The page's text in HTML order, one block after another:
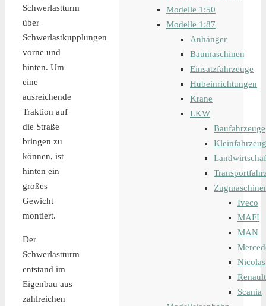
Schwerlastturm
über
Schwerlastkupplungen
vorne und
hinten. Um
eine
ausreichende
Traktion auf
die Straße
bringen zu
können, ist
hinten ein
großes
Gewicht
montiert.
Der
Schwerlastturm
entstand im
Eigenbau aus
zahlreichen
Modelle 1:50
Modelle 1:87
Anhänger
Baumaschinen
Einsatzfahrzeuge
Hubeinrichtungen
Krane
LKW
Baufahrzeuge
Iveco
MAFI
MAN
Nicolas
Renault
Scania